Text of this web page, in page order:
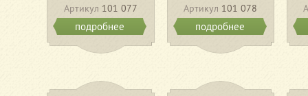
Артикул 101 077
подробнее
Артикул 101 078
подробнее